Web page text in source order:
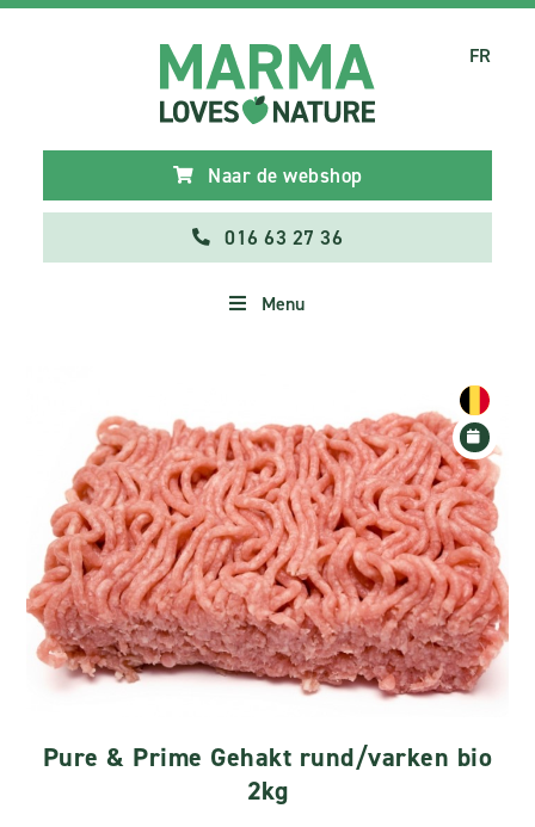
Naar de webshop
016 63 27 36
Menu
FR
Pure & Prime Gehakt rund/varken bio
2kg